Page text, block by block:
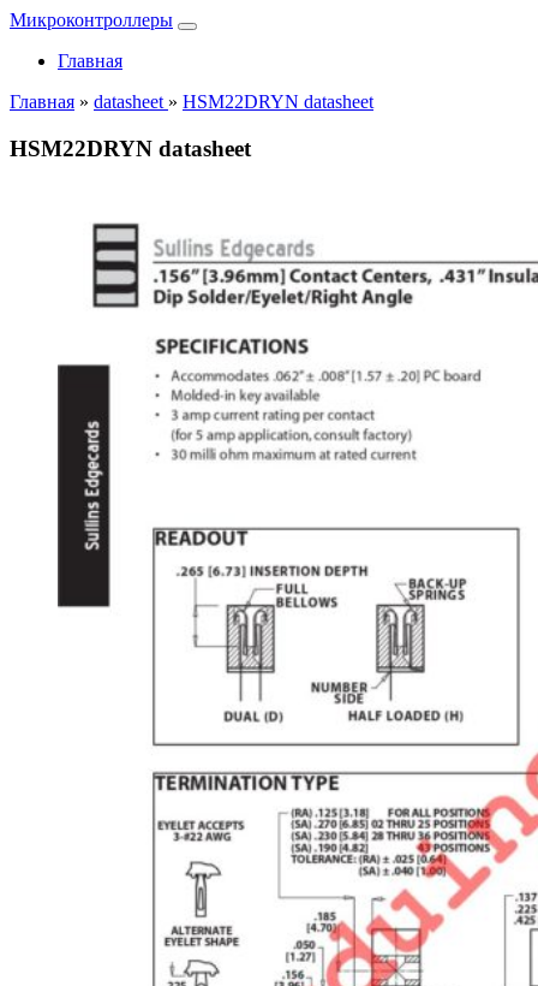
Микроконтроллеры
Главная
Главная » datasheet » HSM22DRYN datasheet
HSM22DRYN datasheet